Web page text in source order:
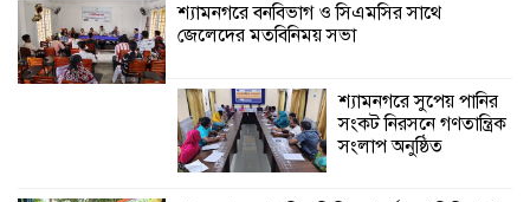
শ্যামনগরে বনবিভাগ ও সিএমসির সাথে
জেলেদের মতবিনিময় সভা
শ্যামনগরে সুপেয় পানির
সংকট নিরসনে গণতান্ত্রিক
সংলাপ অনুষ্ঠিত